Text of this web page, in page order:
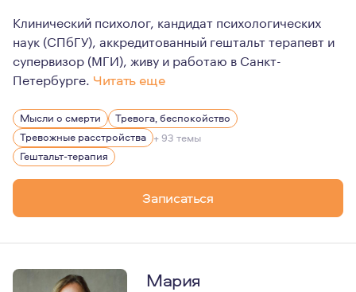
Клинический психолог, кандидат психологических
наук (СПбГУ), аккредитованный гештальт терапевт и
супервизор (МГИ), живу и работаю в Санкт-
Петербурге. Читать еще
Для меня психотерапия давно перестала быть
Если отвечать на вопрос, что для меня психотерапия
Мысли о смерти
Тревога, беспокойство
Тревожные расстройства + 93 темы
Гештальт-терапия
Записаться
Мария